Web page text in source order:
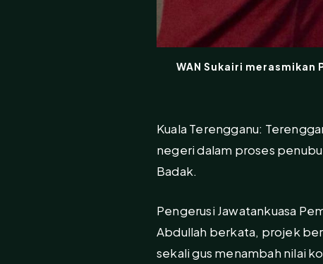
WAN Sukairi
Kuala Terengganu:
negeri dalam proses
Badak.
Pengerusi Jawatankuasa
Abdullah berkata, projek
sekali gus menambah nilai